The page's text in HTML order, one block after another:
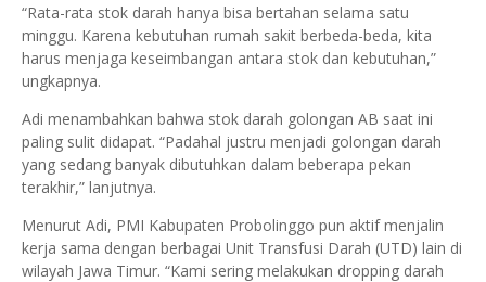
“Rata-rata stok darah hanya bisa bertahan selama satu
minggu. Karena kebutuhan rumah sakit berbeda-beda, kita
harus menjaga keseimbangan antara stok dan kebutuhan,”
ungkapnya.
Adi menambahkan bahwa stok darah golongan AB saat ini
paling sulit didapat. “Padahal justru menjadi golongan darah
yang sedang banyak dibutuhkan dalam beberapa pekan
terakhir,” lanjutnya.
Menurut Adi, PMI Kabupaten Probolinggo pun aktif menjalin
kerja sama dengan berbagai Unit Transfusi Darah (UTD) lain di
wilayah Jawa Timur. “Kami sering melakukan dropping darah